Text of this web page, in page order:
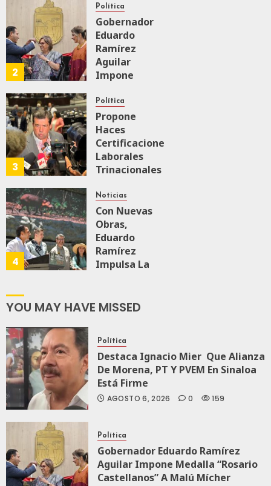
Firme
AGOSTO 6, 2026
0
159
2
Política
Gobernador
Eduardo
Ramírez
Aguilar
Impone
“Rosario
Castellanos”
A
Malú Mícher
AGOSTO 6, 2026
3
Política
Propone
Haces
Certificaciones
Laborales
Trinacionales
A México Para
Nueva
Economía
AGOSTO 5, 2026
0
71
4
Noticias
Con Nuevas
Obras,
Eduardo
Ramírez
Impulsa La
ZooMAT
YOU MAY HAVE MISSED
Política
Destaca Ignacio Mier Que Alianza
De Morena, PT Y PVEM En Sinaloa
Está Firme
AGOSTO 6, 2026 0 159
Política
Gobernador Eduardo Ramírez
Aguilar Impone Medalla “Rosario
Castellanos” A Malú Mícher